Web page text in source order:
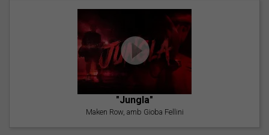
"Jungla"
Maken Row, amb Gioba Fellini